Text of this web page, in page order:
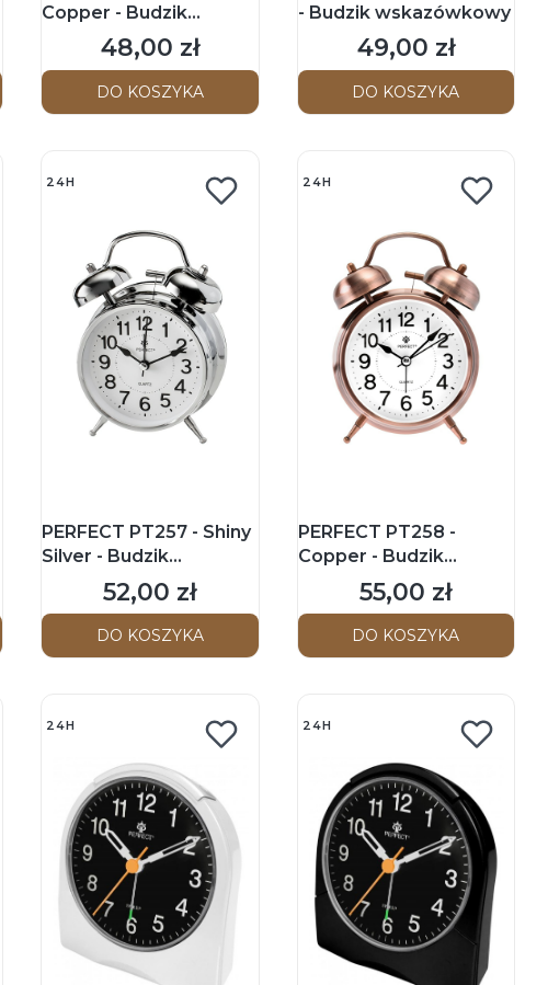
Copper - Budzik
wskazówkowy
Cena
48,00 zł
DO KOSZYKA
- Budzik wskazówkowy
Cena
49,00 zł
DO KOSZYKA
24H
PERFECT PT257 - Shiny
Silver - Budzik
wskazówkowy
Cena
52,00 zł
DO KOSZYKA
24H
PERFECT PT258 -
Copper - Budzik
wskazówkowy
Cena
55,00 zł
DO KOSZYKA
24H 24H